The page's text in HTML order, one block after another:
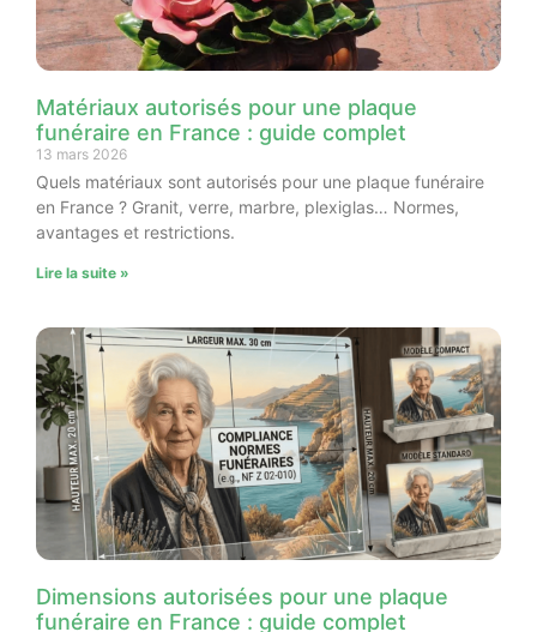
Matériaux autorisés pour une plaque
funéraire en France : guide complet
13 mars 2026
Quels matériaux sont autorisés pour une plaque funéraire
en France ? Granit, verre, marbre, plexiglas… Normes,
avantages et restrictions.
Lire la suite »
Dimensions autorisées pour une plaque
funéraire en France : guide complet